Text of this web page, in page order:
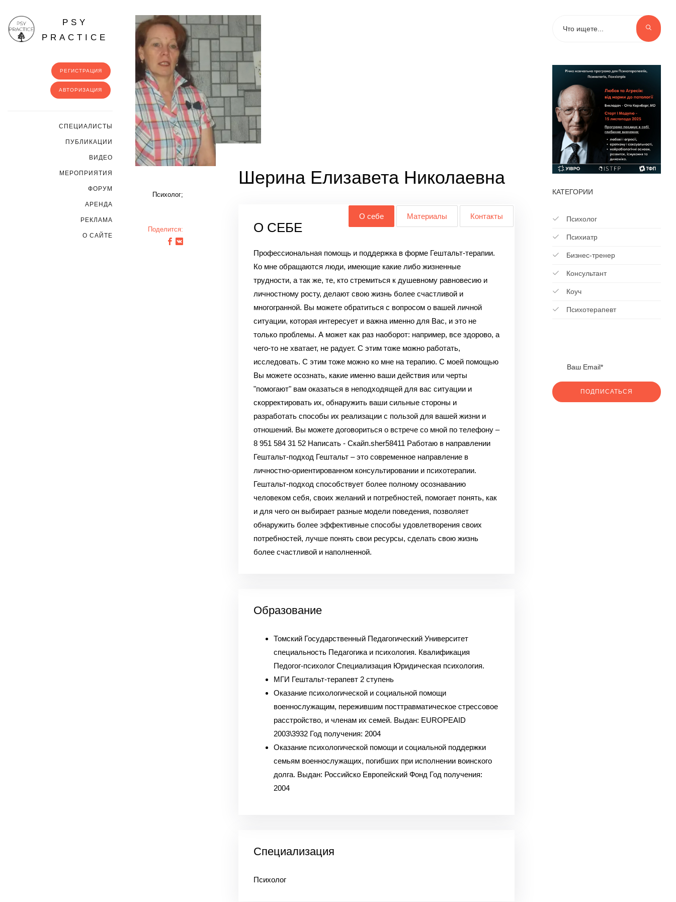
PSY
PRACTICE
РЕГИСТРАЦИЯ
АВТОРИЗАЦИЯ
CПЕЦИАЛИСТЫ
ПУБЛИКАЦИИ
ВИДЕО
МЕРОПРИЯТИЯ
ФОРУМ
АРЕНДА
РЕКЛАМА
О САЙТЕ
Психолог;
Поделится:
Шерина Елизавета Николаевна
О себе Материалы Контакты
О СЕБЕ
Профессиональная помощь и поддержка в форме Гештальт-терапии.
Ко мне обращаются люди, имеющие какие либо жизненные
трудности, а так же, те, кто стремиться к душевному равновесию и
личностному росту, делают свою жизнь более счастливой и
многогранной. Вы можете обратиться с вопросом о вашей личной
ситуации, которая интересует и важна именно для Вас, и это не
только проблемы. А может как раз наоборот: например, все здорово, а
чего-то не хватает, не радует. С этим тоже можно работать,
исследовать. С этим тоже можно ко мне на терапию. С моей помощью
Вы можете осознать, какие именно ваши действия или черты
"помогают" вам оказаться в неподходящей для вас ситуации и
скорректировать их, обнаружить ваши сильные стороны и
разработать способы их реализации с пользой для вашей жизни и
отношений. Вы можете договориться о встрече со мной по телефону –
8 951 584 31 52 Написать - Скайп.sher58411 Работаю в направлении
Гештальт-подход Гештальт – это современное направление в
личностно-ориентированном консультировании и психотерапии.
Гештальт-подход способствует более полному осознаванию
человеком себя, своих желаний и потребностей, помогает понять, как
и для чего он выбирает разные модели поведения, позволяет
обнаружить более эффективные способы удовлетворения своих
потребностей, лучше понять свои ресурсы, сделать свою жизнь
более счастливой и наполненной.
Образование
Томский Государственный Педагогический Университет
специальность Педагогика и психология. Квалификация
Педогог-психолог Специализация Юридическая психология.
МГИ Гештальт-терапевт 2 ступень
Оказание психологической и социальной помощи
военнослужащим, пережившим посттравматическое стрессовое
расстройство, и членам их семей. Выдан: EUROPEAID
2003\3932 Год получения: 2004
Оказание психологической помощи и социальной поддержки
семьям военнослужащих, погибших при исполнении воинского
долга. Выдан: Российско Европейский Фонд Год получения:
2004
Специализация
Психолог
КАТЕГОРИИ
Психолог
Психиатр
Бизнес-тренер
Консультант
Коуч
Психотерапевт
ПОДПИСАТЬСЯ